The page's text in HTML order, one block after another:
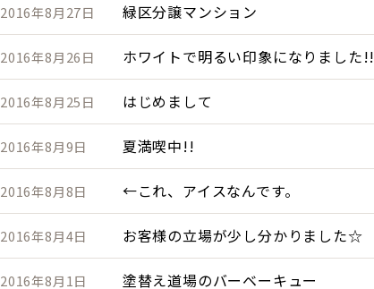
2016年8月27日 緑区分譲マンション
2016年8月26日 ホワイトで明るい印象になりました!!
2016年8月25日 はじめまして
2016年8月9日 夏満喫中!!
2016年8月8日 ←これ、アイスなんです。
2016年8月4日 お客様の立場が少し分かりました☆
2016年8月1日 塗替え道場のバーベーキュー